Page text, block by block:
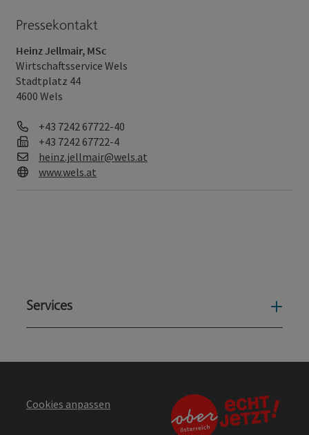
Pressekontakt
Heinz Jellmair, MSc
Wirtschaftsservice Wels
Stadtplatz 44
4600 Wels
Telefon
+43 7242 67722-40
Fax
+43 7242 67722-4
E-Mail
heinz.jellmair@wels.at
Web
www.wels.at
Services
Cookies anpassen